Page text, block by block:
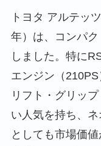
トヨタ アルテッ
年）は、コンパ
しました。特に
エンジン（
リフト・グリッ
い人気を持ち、
としても市場価